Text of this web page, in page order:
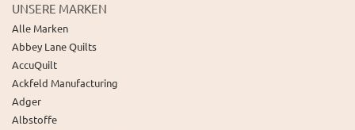
UNSERE MARKEN
Alle Marken
Abbey Lane Quilts
AccuQuilt
Ackfeld Manufacturing
Adger
Albstoffe